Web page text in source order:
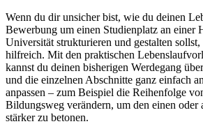
Wenn du dir unsicher bist, wie du deinen
Bewerbung um einen Studienplatz an einer
Universität strukturieren und gestalten
hilfreich. Mit den praktischen
kannst du deinen bisherigen Werdegang
und die einzelnen Abschnitte ganz einfach
anpassen – zum Beispiel die Reihenfolge
Bildungsweg verändern, um den einen oder
stärker zu betonen.